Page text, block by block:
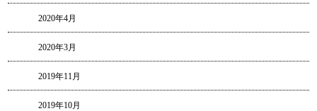
2020年4月
2020年3月
2019年11月
2019年10月